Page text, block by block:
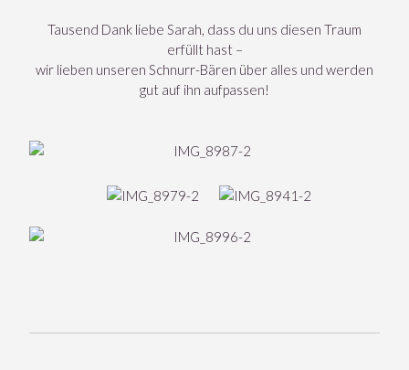
Tausend Dank liebe Sarah, dass du uns diesen Traum
erfüllt hast –
wir lieben unseren Schnurr-Bären über alles und werden
gut auf ihn aufpassen!